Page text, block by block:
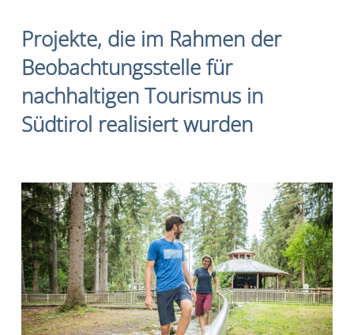
Projekte, die im Rahmen der
Beobachtungsstelle für
nachhaltigen Tourismus in
Südtirol realisiert wurden